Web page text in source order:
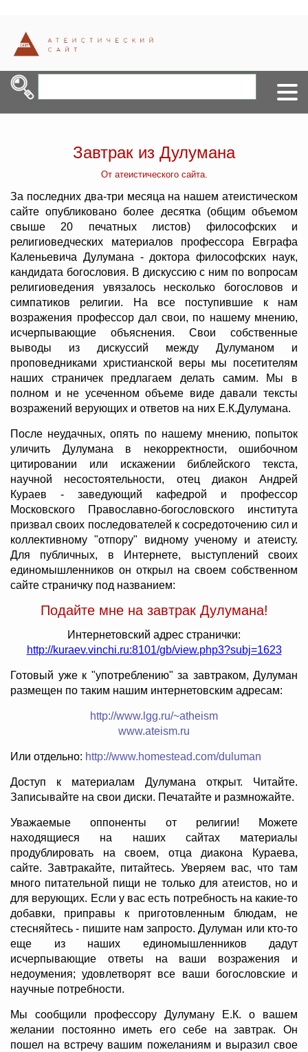
Завтрак из Дулумана
От атеистического сайта.
За последних два-три месяца на нашем атеистическом
сайте опубликовано более десятка (общим объемом
свыше 20 печатных листов) философских и
религиоведческих материалов профессора Евграфа
Каленьевича Дулумана - доктора философских наук,
кандидата богословия. В дискуссию с ним по вопросам
религиоведения увязалось несколько богословов и
симпатиков религии. На все поступившие к нам
возражения профессор дал свои, по нашему мнению,
исчерпывающие объяснения. Свои собственные
выводы из дискуссий между Дулуманом и
проповедниками христианской веры мы посетителям
наших страничек предлагаем делать самим. Мы в
полном и не усеченном объеме виде давали тексты
возражений верующих и ответов на них Е.К.Дулумана.
После неудачных, опять по нашему мнению, попыток
уличить Дулумана в некорректности, ошибочном
цитировании или искажении библейского текста,
научной несостоятельности, отец диакон Андрей
Кураев - заведующий кафедрой и профессор
Московского Православно-богословского института
призвал своих последователей к сосредоточению сил и
коллективному "отпору" видному ученому и атеисту.
Для публичных, в Интернете, выступлений своих
единомышленников он открыл на своем собственном
сайте страничку под названием:
Подайте мне на завтрак Дулумана!
Интернетовский адрес странички:
http://kuraev.vinchi.ru:8101/gb/view.php3?subj=1623
Готовый уже к "употреблению" за завтраком, Дулуман
размещен по таким нашим интернетовским адресам:
http://www.lgg.ru/~atheism
www.ateism.ru
Или отдельно: http://www.homestead.com/duluman
Доступ к материалам Дулумана открыт. Читайте.
Записывайте на свои диски. Печатайте и размножайте.
Уважаемые оппоненты от религии! Можете
находящиеся на наших сайтах материалы
продублировать на своем, отца диакона Кураева,
сайте. Завтракайте, питайтесь. Уверяем вас, что там
много питательной пищи не только для атеистов, но и
для верующих. Если у вас есть потребность на какие-то
добавки, приправы к приготовленным блюдам, не
стесняйтесь - пишите нам запросто. Дулуман или кто-то
еще из наших единомышленников дадут
исчерпывающие ответы на ваши возражения и
недоумения; удовлетворят все ваши богословские и
научные потребности.
Мы сообщили профессору Дулуману Е.К. о вашем
желании постоянно иметь его себе на завтрак. Он
пошел на встречу вашим пожеланиям и выразил свое